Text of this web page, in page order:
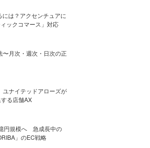
は？アクセンチュアに
ックコマース」対応
〜月次・週次・日次の正
ユナイテッドアローズが
る店舗AX
円規模へ 急成長中の
」のEC戦略